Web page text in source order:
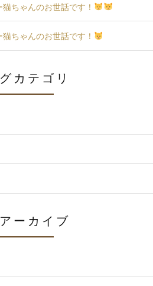
ちゃんのお世話です！
ちゃんのお世話です！
カテゴリ
ーカイブ